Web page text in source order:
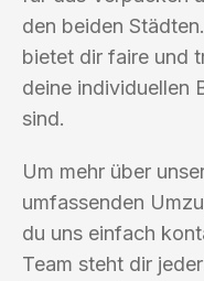
den beiden
bietet dir faire und
deine individuellen
sind.
Um mehr über
umfassenden
du uns einfach
Team steht dir